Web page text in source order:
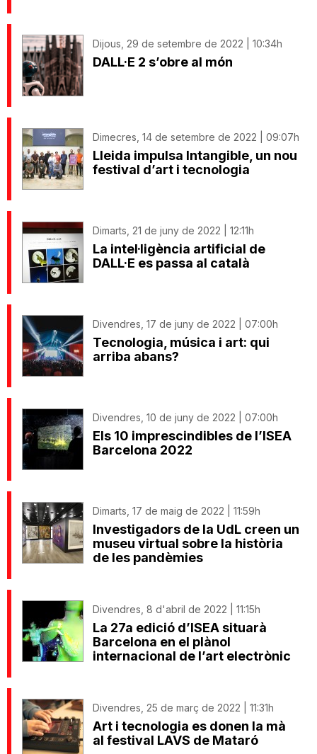
Dijous, 29 de setembre de 2022 | 10:34h
DALL·E 2 s’obre al món
Dimecres, 14 de setembre de 2022 | 09:07h
Lleida impulsa Intangible, un nou
festival d’art i tecnologia
Dimarts, 21 de juny de 2022 | 12:11h
La intel·ligència artificial de
DALL·E es passa al català
Divendres, 17 de juny de 2022 | 07:00h
Tecnologia, música i art: qui
arriba abans?
Divendres, 10 de juny de 2022 | 07:00h
Els 10 imprescindibles de l’ISEA
Barcelona 2022
Dimarts, 17 de maig de 2022 | 11:59h
Investigadors de la UdL creen un
museu virtual sobre la història
de les pandèmies
Divendres, 8 d'abril de 2022 | 11:15h
La 27a edició d’ISEA situarà
Barcelona en el plànol
internacional de l’art electrònic
Divendres, 25 de març de 2022 | 11:31h
Art i tecnologia es donen la mà
al festival LAVS de Mataró